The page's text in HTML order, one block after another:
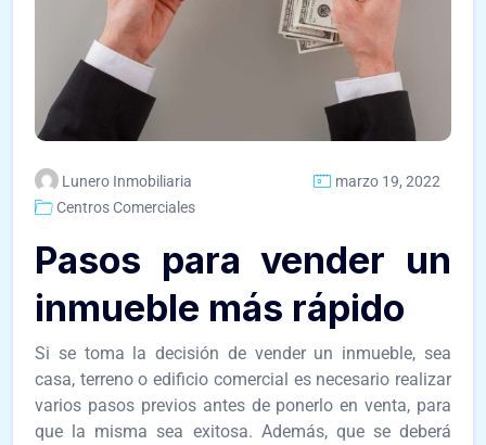
Lunero Inmobiliaria
marzo 19, 2022
Centros Comerciales
Pasos para vender un
inmueble más rápido
Si se toma la decisión de vender un inmueble, sea
casa, terreno o edificio comercial es necesario realizar
varios pasos previos antes de ponerlo en venta, para
que la misma sea exitosa. Además, que se deberá